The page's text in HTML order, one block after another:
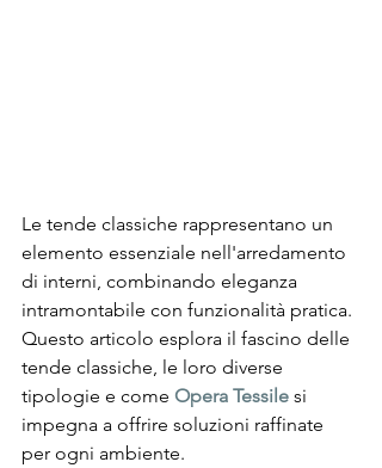
Le tende classiche rappresentano un
elemento essenziale nell'arredamento
di interni, combinando eleganza
intramontabile con funzionalità pratica.
Questo articolo esplora il fascino delle
tende classiche, le loro diverse
tipologie e come Opera Tessile si
impegna a offrire soluzioni raffinate
per ogni ambiente.